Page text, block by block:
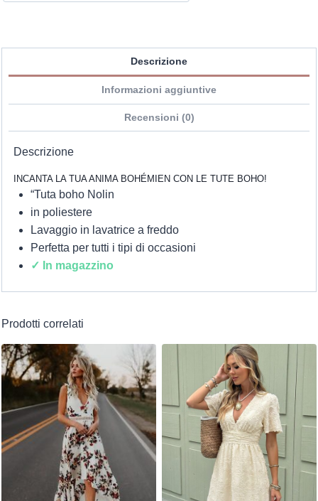
Descrizione
Informazioni aggiuntive
Recensioni (0)
Descrizione
INCANTA LA TUA ANIMA BOHÉMIEN CON LE TUTE BOHO!
“Tuta boho Nolin
in poliestere
Lavaggio in lavatrice a freddo
Perfetta per tutti i tipi di occasioni
✓ In magazzino
Prodotti correlati